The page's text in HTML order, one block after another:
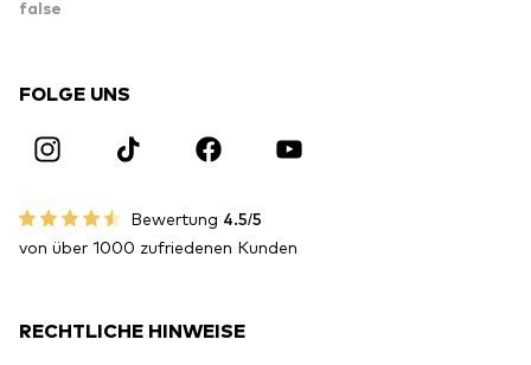
false
FOLGE UNS
Bewertung 4.5/5
von über 1000 zufriedenen Kunden
RECHTLICHE HINWEISE